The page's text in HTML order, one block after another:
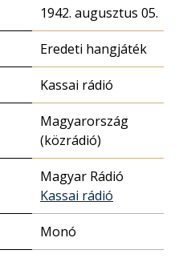
1942. augusztus 05.
Eredeti hangjáték
Kassai rádió
Magyarország
(közrádió)
Magyar Rádió
Kassai rádió
Monó